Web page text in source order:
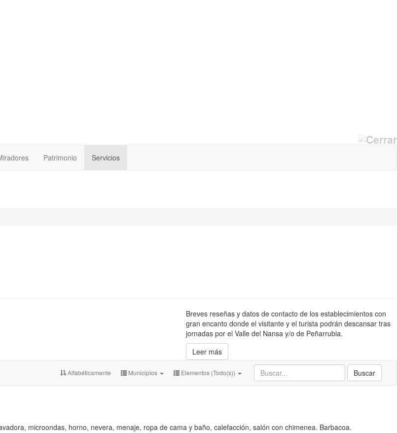
Patrimonio Servicios
Breves reseñas y datos de contacto de los establecimientos con
gran encanto donde el visitante y el turista podrán descansar tras
jornadas por el Valle del Nansa y/o de Peñarrubia.
Leer más
Buscar
Alfabéticamente Municipios Elementos (Todo(s))
microondas, horno, nevera, menaje, ropa de cama y baño, calefacción, salón con chimenea. Barbacoa.